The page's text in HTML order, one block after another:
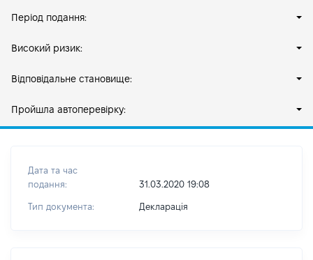
Період подання:
Високий ризик:
Відповідальне становище:
Пройшла автоперевірку:
Дата та час
подання:
31.03.2020 19:08
Тип документа: Декларація